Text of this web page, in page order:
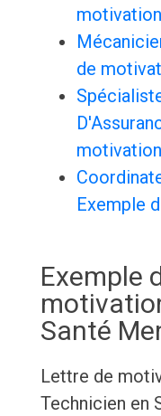
motivation
de
motivation
Exemple
Exemple
Santé
Lettre de
Technicien en